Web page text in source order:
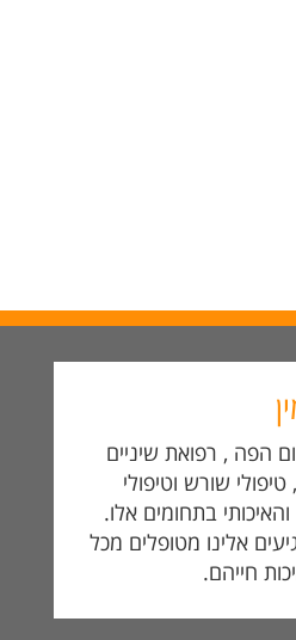
הפה , רפואת שיניים
שורש וטיפולי
בתחומים אלו.
אלינו מטופלים מכל
חייהם.